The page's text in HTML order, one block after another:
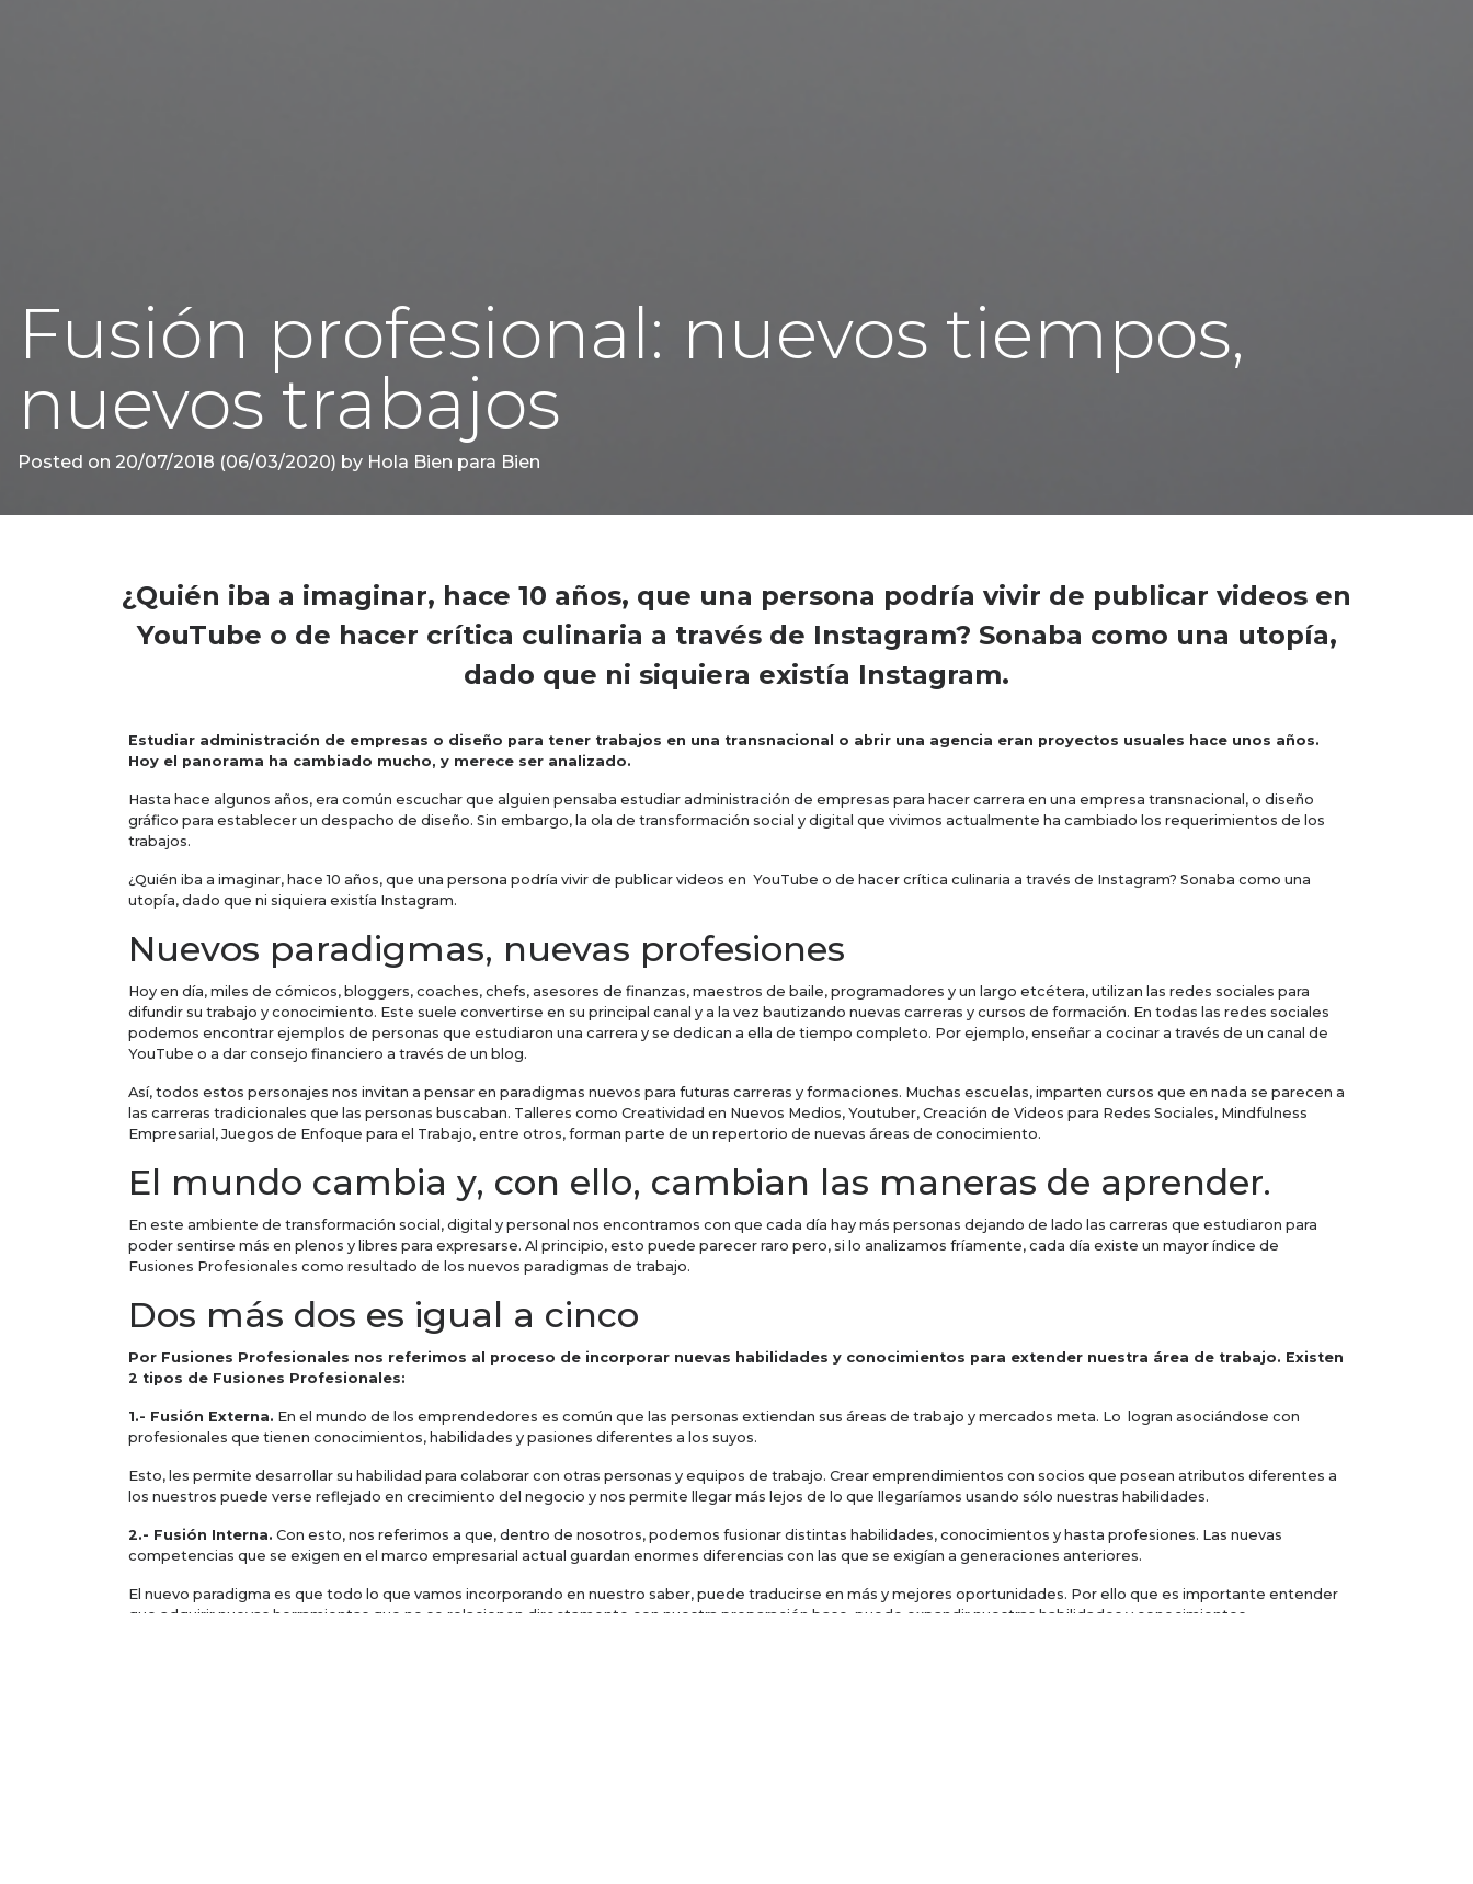
Fusión profesional: nuevos tiempos,
nuevos trabajos
Posted on 20/07/2018 (06/03/2020) by Hola Bien para Bien
¿Quién iba a imaginar, hace 10 años, que una persona podría vivir de publicar videos en
YouTube o de hacer crítica culinaria a través de Instagram? Sonaba como una utopía,
dado que ni siquiera existía Instagram.
Estudiar administración de empresas o diseño para tener trabajos en una transnacional o abrir una agencia eran proyectos usuales hace unos años.
Hoy el panorama ha cambiado mucho, y merece ser analizado.
Hasta hace algunos años, era común escuchar que alguien pensaba estudiar administración de empresas para hacer carrera en una empresa transnacional, o diseño
gráfico para establecer un despacho de diseño. Sin embargo, la ola de transformación social y digital que vivimos actualmente ha cambiado los requerimientos de los
trabajos.
¿Quién iba a imaginar, hace 10 años, que una persona podría vivir de publicar videos en YouTube o de hacer crítica culinaria a través de Instagram? Sonaba como una
utopía, dado que ni siquiera existía Instagram.
Nuevos paradigmas, nuevas profesiones
Hoy en día, miles de cómicos, bloggers, coaches, chefs, asesores de finanzas, maestros de baile, programadores y un largo etcétera, utilizan las redes sociales para
difundir su trabajo y conocimiento. Este suele convertirse en su principal canal y a la vez bautizando nuevas carreras y cursos de formación. En todas las redes sociales
podemos encontrar ejemplos de personas que estudiaron una carrera y se dedican a ella de tiempo completo. Por ejemplo, enseñar a cocinar a través de un canal de
YouTube o a dar consejo financiero a través de un blog.
Así, todos estos personajes nos invitan a pensar en paradigmas nuevos para futuras carreras y formaciones. Muchas escuelas, imparten cursos que en nada se parecen a
las carreras tradicionales que las personas buscaban. Talleres como Creatividad en Nuevos Medios, Youtuber, Creación de Videos para Redes Sociales, Mindfulness
Empresarial, Juegos de Enfoque para el Trabajo, entre otros, forman parte de un repertorio de nuevas áreas de conocimiento.
El mundo cambia y, con ello, cambian las maneras de aprender.
En este ambiente de transformación social, digital y personal nos encontramos con que cada día hay más personas dejando de lado las carreras que estudiaron para
poder sentirse más en plenos y libres para expresarse. Al principio, esto puede parecer raro pero, si lo analizamos fríamente, cada día existe un mayor índice de
Fusiones Profesionales como resultado de los nuevos paradigmas de trabajo.
Dos más dos es igual a cinco
Por Fusiones Profesionales nos referimos al proceso de incorporar nuevas habilidades y conocimientos para extender nuestra área de trabajo. Existen
2 tipos de Fusiones Profesionales:
1.- Fusión Externa. En el mundo de los emprendedores es común que las personas extiendan sus áreas de trabajo y mercados meta. Lo logran asociándose con
profesionales que tienen conocimientos, habilidades y pasiones diferentes a los suyos.
Esto, les permite desarrollar su habilidad para colaborar con otras personas y equipos de trabajo. Crear emprendimientos con socios que posean atributos diferentes a
los nuestros puede verse reflejado en crecimiento del negocio y nos permite llegar más lejos de lo que llegaríamos usando sólo nuestras habilidades.
2.- Fusión Interna. Con esto, nos referimos a que, dentro de nosotros, podemos fusionar distintas habilidades, conocimientos y hasta profesiones. Las nuevas
competencias que se exigen en el marco empresarial actual guardan enormes diferencias con las que se exigían a generaciones anteriores.
El nuevo paradigma es que todo lo que vamos incorporando en nuestro saber, puede traducirse en más y mejores oportunidades. Por ello que es importante entender
que adquirir nuevas herramientas que no se relacionen directamente con nuestra preparación base, puede expandir nuestras habilidades y conocimientos.